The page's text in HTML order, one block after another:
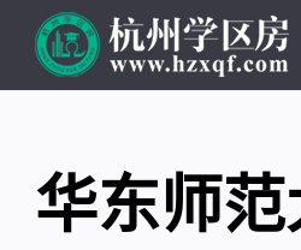
华东师